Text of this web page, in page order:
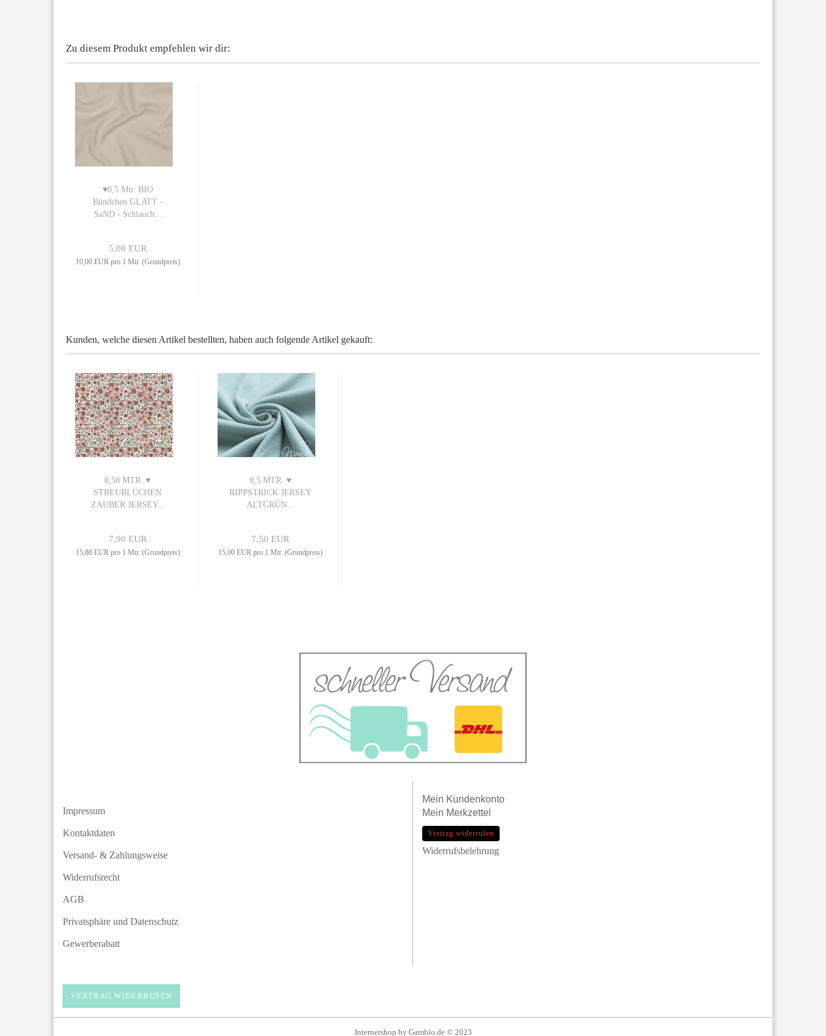
Zu diesem Produkt empfehlen wir dir:
♥0,5 Mtr. BIO
Bündchen GLATT -
SaND - Schlauch...
5,00 EUR
10,00 EUR pro 1 Mtr. (Grundpreis)
Kunden, welche diesen Artikel bestellten, haben auch folgende Artikel gekauft:
0,50 MTR. ♥
STREUBLÜCHEN
ZAUBER JERSEY...
7,90 EUR
15,80 EUR pro 1 Mtr. (Grundpreis)
0,5 MTR. ♥
RIPPSTRICK JERSEY
ALTGRÜN...
7,50 EUR
15,00 EUR pro 1 Mtr. (Grundpreis)
Impressum
Kontaktdaten
Versand- & Zahlungsweise
Widerrufsrecht
AGB
Privatsphäre und Datenschutz
Gewerberabatt
Mein Kundenkonto
Mein Merkzettel
Vertrag widerrufen
Widerrufsbelehrung
VERTRAG WIDERRUFEN
Internetshop by Gambio.de © 2023